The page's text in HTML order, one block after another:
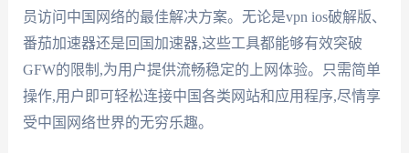
员访问中国网络的最佳解决方案。无论是vpn ios破解版、
番茄加速器还是回国加速器,这些工具都能够有效突破
GFW的限制,为用户提供流畅稳定的上网体验。只需简单
操作,用户即可轻松连接中国各类网站和应用程序,尽情享
受中国网络世界的无穷乐趣。